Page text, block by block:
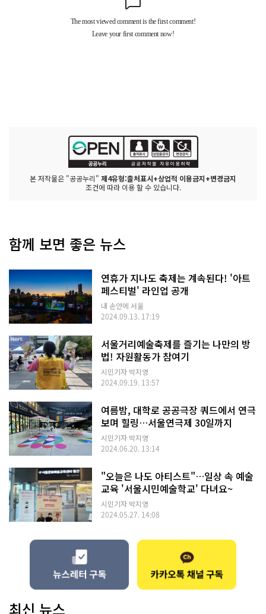
본 저작물은 "공공누리" 제4유형:출처표시+상업적 이용금지+변경금지
조건에 따라 이용 할 수 있습니다.
함께 보면 좋은 뉴스
연휴가 지나도 축제는 계속된다! '아트
페스티벌' 라인업 공개
내 손안에 서울
2024.09.13. 17:19
서울거리예술축제를 즐기는 나만의 방
법! 자원활동가 참여기
시민기자 박지영
2024.09.19. 13:57
여름밤, 대학로 공공극장 쿼드에서 연극
보며 힐링…서울연극제 30일까지
시민기자 박지영
2024.06.20. 13:14
"오늘은 나도 아티스트"…일상 속 예술
교육 '서울시민예술학교' 다녀요~
시민기자 박지영
2024.05.27. 14:08
최신 뉴스